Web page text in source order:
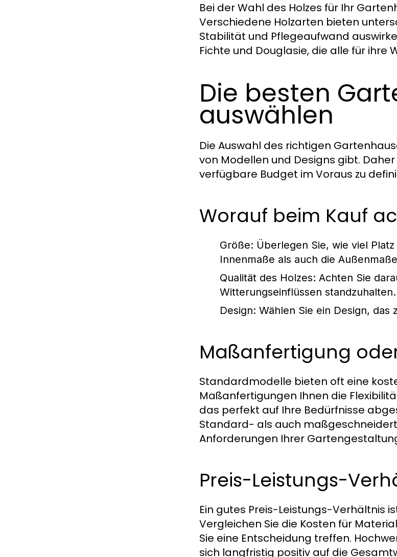
Bei der Wahl des Holzes für Ihr
Verschiedene Holzarten bieten
Stabilität und Pflegeaufwand
Fichte und Douglasie, die alle für
Die besten
auswählen
Die Auswahl des richtigen
von Modellen und Designs gibt.
verfügbare Budget im Voraus zu
Worauf beim Kauf
Größe: Überlegen Sie, wie viel
Innenmaße als auch die
Qualität des Holzes: Achten Sie
Witterungseinflüssen standzuhalten.
Design: Wählen Sie ein Design, das
Maßanfertigung
Standardmodelle bieten oft eine
Maßanfertigungen Ihnen die
das perfekt auf Ihre Bedürfnisse
Standard- als auch
Anforderungen Ihrer
Preis-Leistungs-
Ein gutes Preis-Leistungs-Verhältnis
Vergleichen Sie die Kosten für
Sie eine Entscheidung treffen.
sich langfristig positiv auf die